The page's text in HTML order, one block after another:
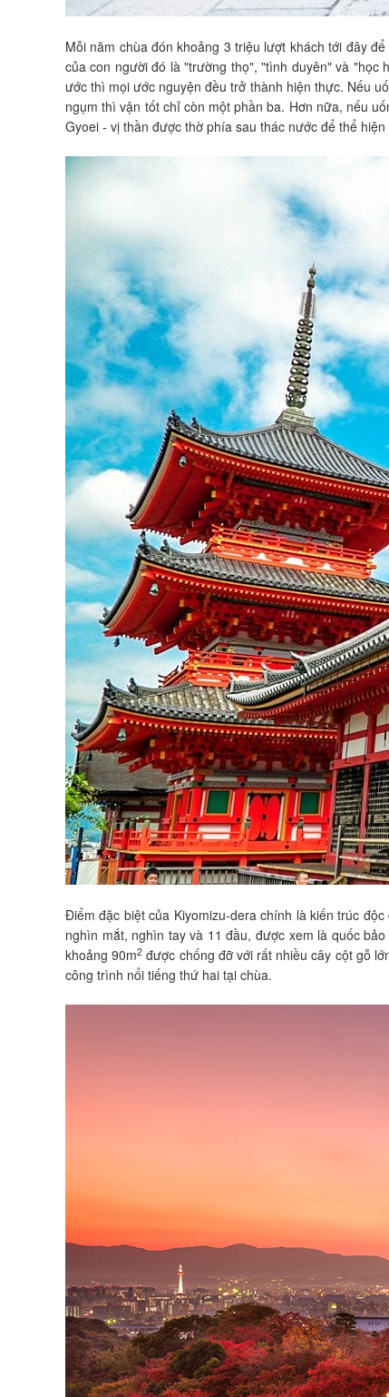
Mỗi năm chùa đón khoảng 3 triệu lượt khách tới đây
của con người đó là "trường thọ", "tình duyên" và
ước thì mọi ước nguyện đều trở thành hiện thực. Nếu
ngụm thì vận tốt chỉ còn một phần ba. Hơn nữa, nếu
Gyoei - vị thần được thờ phía sau thác nước để thể
Điểm đặc biệt của Kiyomizu-dera chính là kiến trúc
nghìn mắt, nghìn tay và 11 đầu, được xem là quốc
khoảng 90m2 được chống đỡ với rất nhiều cây cột gỗ
công trình nổi tiếng thứ hai tại chùa.